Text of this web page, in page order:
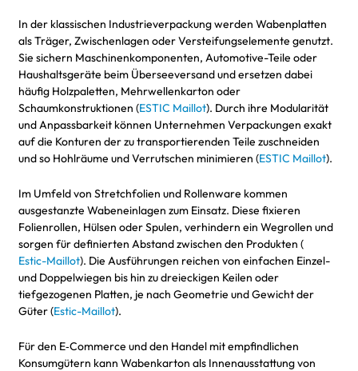
In der klassischen Industrieverpackung werden Wabenplatten
als Träger, Zwischenlagen oder Versteifungselemente genutzt.
Sie sichern Maschinenkomponenten, Automotive-Teile oder
Haushaltsgeräte beim Überseeversand und ersetzen dabei
häufig Holzpaletten, Mehrwellenkarton oder
Schaumkonstruktionen (ESTIC Maillot). Durch ihre Modularität
und Anpassbarkeit können Unternehmen Verpackungen exakt
auf die Konturen der zu transportierenden Teile zuschneiden
und so Hohlräume und Verrutschen minimieren (ESTIC Maillot).
Im Umfeld von Stretchfolien und Rollenware kommen
ausgestanzte Wabeneinlagen zum Einsatz. Diese fixieren
Folienrollen, Hülsen oder Spulen, verhindern ein Wegrollen und
sorgen für definierten Abstand zwischen den Produkten (
Estic-Maillot). Die Ausführungen reichen von einfachen Einzel-
und Doppelwiegen bis hin zu dreieckigen Keilen oder
tiefgezogenen Platten, je nach Geometrie und Gewicht der
Güter (Estic-Maillot).
Für den E‑Commerce und den Handel mit empfindlichen
Konsumgütern kann Wabenkarton als Innenausstattung von